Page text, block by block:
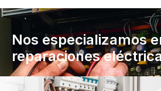
Nos especializamos
reparaciones